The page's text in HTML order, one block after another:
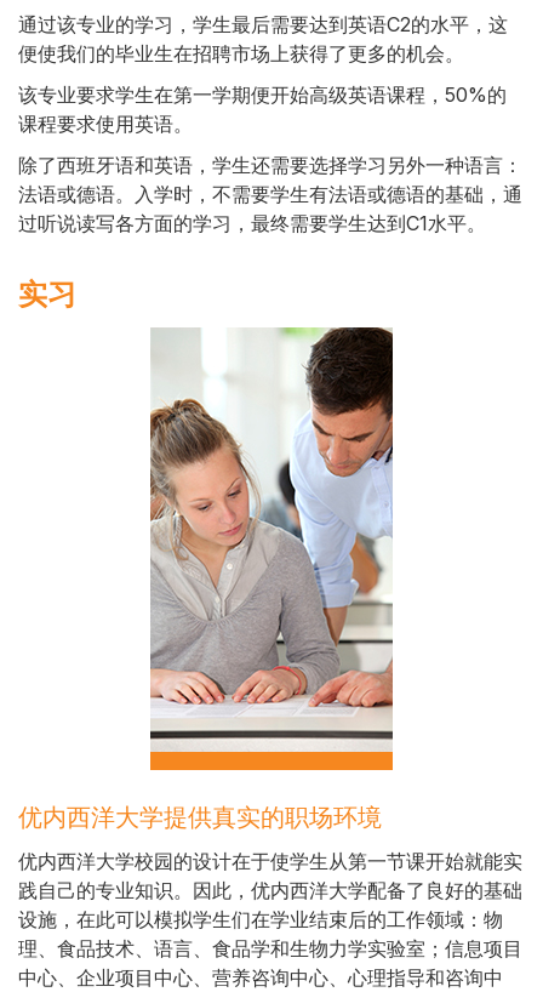
通过该专业的学习，学生最后需要达到英语C2的水平，这
便使我们的毕业生在招聘市场上获得了更多的机会。
该专业要求学生在第一学期便开始高级英语课程，50%的
课程要求使用英语。
除了西班牙语和英语，学生还需要选择学习另外一种语言：
法语或德语。入学时，不需要学生有法语或德语的基础，通
过听说读写各方面的学习，最终需要学生达到C1水平。
实习
Cuerpo
优内西洋大学提供真实的职场环境
优内西洋大学校园的设计在于使学生从第一节课开始就能实
践自己的专业知识。因此，优内西洋大学配备了良好的基础
设施，在此可以模拟学生们在学业结束后的工作领域：物
理、食品技术、语言、食品学和生物力学实验室；信息项目
中心、企业项目中心、营养咨询中心、心理指导和咨询中